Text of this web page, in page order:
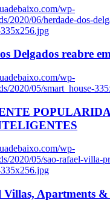
wp-
2020/06/herdade-dos-
Delgados reabre
wp-
2020/05/smart_house-
wp-
2020/05/sao-rafael-villa-
Villas, Apartments &